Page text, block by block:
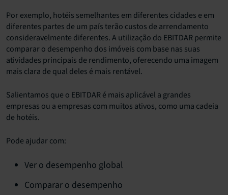
Por exemplo, hotéis semelhantes em diferentes cidades e em
diferentes partes de um país terão custos de arrendamento
consideravelmente diferentes. A utilização do EBITDAR permite
comparar o desempenho dos imóveis com base nas suas
atividades principais de rendimento, oferecendo uma imagem
mais clara de qual deles é mais rentável.
Salientamos que o EBITDAR é mais aplicável a grandes
empresas ou a empresas com muitos ativos, como uma cadeia
de hotéis.
Pode ajudar com:
Ver o desempenho global
Comparar o desempenho